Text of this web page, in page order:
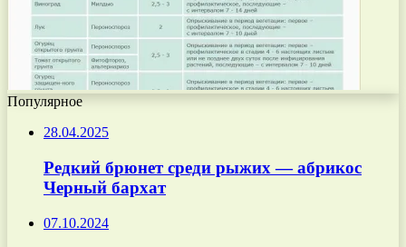
Популярное
28.04.2025
Редкий брюнет среди рыжих — абрикос
Черный бархат
07.10.2024